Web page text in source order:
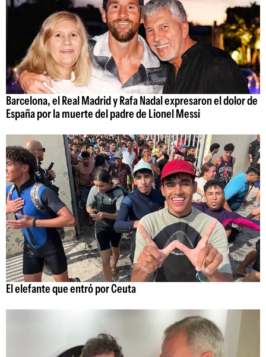
Barcelona, el Real Madrid y Rafa Nadal expresaron el dolor de
España por la muerte del padre de Lionel Messi
El elefante que entró por Ceuta